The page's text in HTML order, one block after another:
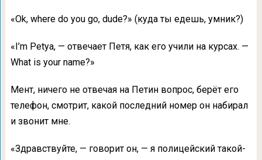
«Оk, where do you go, dude?» (куда ты едешь, умник?)
«I’m Petya, — отвечает Петя, как его учили на курсах. —
What is your name?»
Мент, ничего не отвечая на Петин вопрос, берёт его
телефон, смотрит, какой последний номер он набирал
и звонит мне.
«Здравствуйте, — говорит он, — я полицейский такой-